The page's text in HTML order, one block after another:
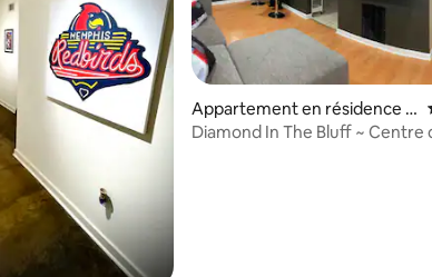
197 commentaires : 4,95 sur 5
Appartement en résidence ⋅
Memphis
Diamond In The Bluff ~ Centre